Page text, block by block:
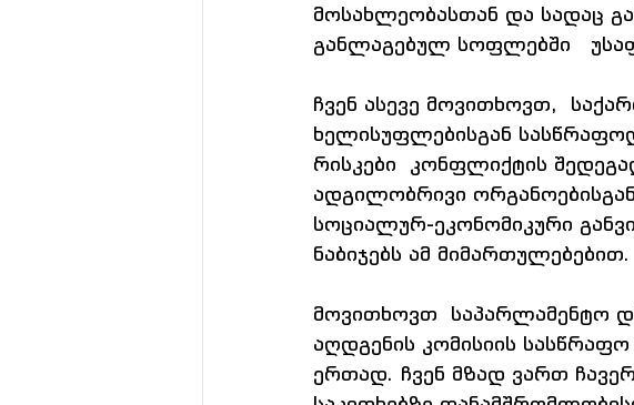
მოსახლეობასთან და სადაც
განლაგებულ სოფლებში
ჩვენ ასევე მოვითხოვთ,
ხელისუფლებისგან
რისკები  კონფლიქტის
ადგილობრივი
სოციალურ-ეკონომიკური
ნაბიჯებს ამ მიმართულებებით.
მოვითხოვთ  საპარლამენტო
აღდგენის კომისიის
ერთად. ჩვენ მზად ვართ